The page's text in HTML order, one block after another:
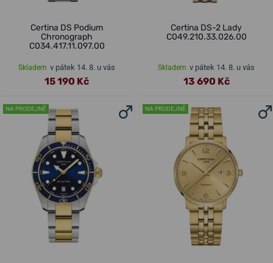
Certina DS Podium
Chronograph
C034.417.11.097.00
Skladem v pátek 14. 8. u vás
15 190 Kč
Certina DS-2 Lady
C049.210.33.026.00
Skladem v pátek 14. 8. u vás
13 690 Kč
NA PRODEJNĚ NA PRODEJNĚ